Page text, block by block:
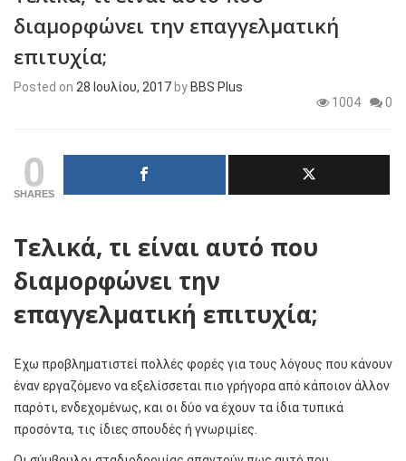
διαμορφώνει την επαγγελματική
επιτυχία;
Posted on 28 Ιουλίου, 2017byBBS Plus
1004
0
0
SHARES
Τελικά, τι είναι αυτό που
διαμορφώνει την
επαγγελματική επιτυχία;
Έχω προβληματιστεί πολλές φορές για τους λόγους που κάνουν
έναν εργαζόμενο να εξελίσσεται πιο γρήγορα από κάποιον άλλον
παρότι, ενδεχομένως, και οι δύο να έχουν τα ίδια τυπικά
προσόντα, τις ίδιες σπουδές ή γνωριμίες.